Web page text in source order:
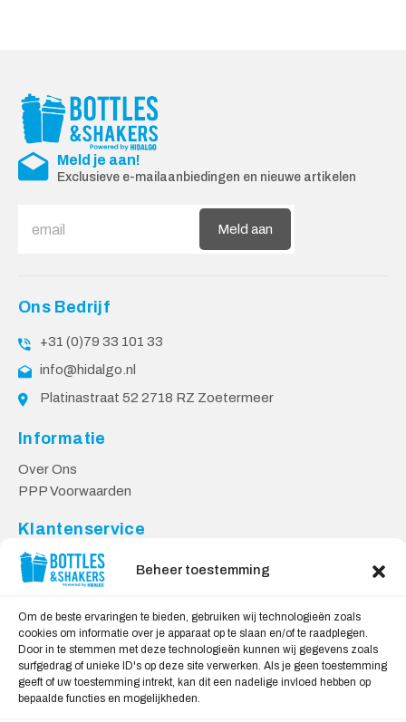
Beheer toestemming
Om de beste ervaringen te bieden, gebruiken wij technologieën zoals
cookies om informatie over je apparaat op te slaan en/of te raadplegen.
Door in te stemmen met deze technologieën kunnen wij gegevens zoals
surfgedrag of unieke ID's op deze site verwerken. Als je geen toestemming
geeft of uw toestemming intrekt, kan dit een nadelige invloed hebben op
bepaalde functies en mogelijkheden.
Meld je aan!
Exclusieve e-mailaanbiedingen en nieuwe artikelen
Meld aan
Ons Bedrijf
+31 (0)79 33 101 33
info@hidalgo.nl
Platinastraat 52 2718 RZ Zoetermeer
Informatie
Over Ons
PPP Voorwaarden
Klantenservice
Contact
Levering & Retourneren
Veilig Shoppen
My account
Winkelwagen